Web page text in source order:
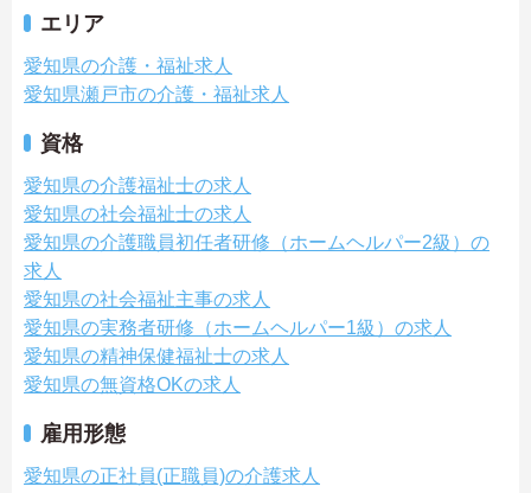
エリア
愛知県の介護・福祉求人
愛知県瀬戸市の介護・福祉求人
資格
愛知県の介護福祉士の求人
愛知県の社会福祉士の求人
愛知県の介護職員初任者研修（ホームヘルパー2級）の
求人
愛知県の社会福祉主事の求人
愛知県の実務者研修（ホームヘルパー1級）の求人
愛知県の精神保健福祉士の求人
愛知県の無資格OKの求人
雇用形態
愛知県の正社員(正職員)の介護求人